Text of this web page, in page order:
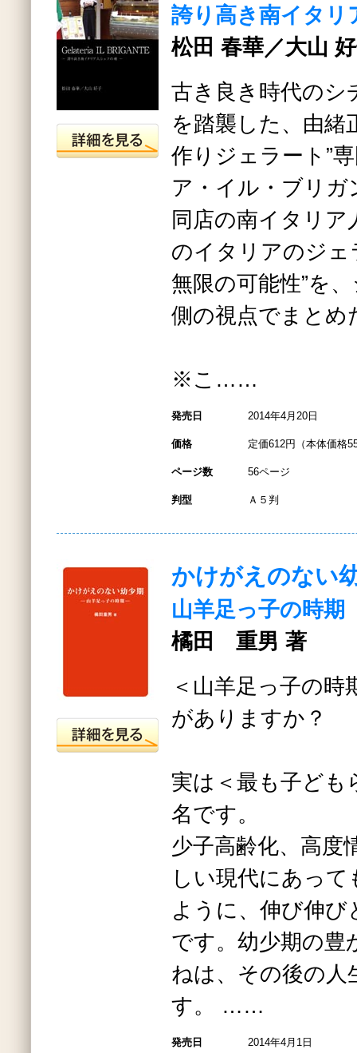
誇り高き南イタリ
松田 春華／大山
古き良き時代のシ
を踏襲した、由緒
作りジェラート”
ア・イル・ブリガ
同店の南イタリア
のイタリアのジェ
無限の可能性”を
側の視点でまとめ
※こ……
発売日 2014年4月20日
価格 定価612円（本体価格
ページ数 56ページ
判型 Ａ５判
かけがえのない
山羊足っ子の時期
橘田 重男 著
＜山羊足っ子の
がありますか？
実は＜最も子ども
名です。
少子高齢化、高度
しい現代にあっ
ように、伸び伸
です。幼少期の豊
ねは、その後の人
す。 ……
発売日 2014年4月1日